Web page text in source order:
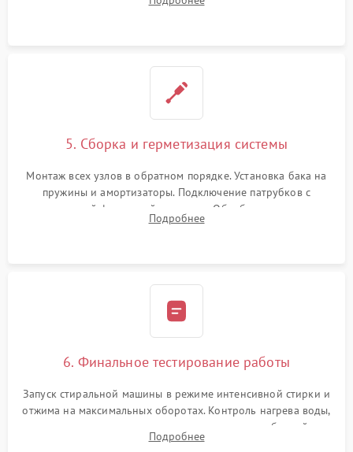
или поврежденной резиновой манжеты.
5. Сборка и герметизация системы
Монтаж всех узлов в обратном порядке. Установка бака на
пружины и амортизаторы. Подключение патрубков с
надежной фиксацией хомутами. Обработка стыков
герметиком для предотвращения возможных протечек воды.
Подробнее
6. Финальное тестирование работы
Запуск стиральной машины в режиме интенсивной стирки и
отжима на максимальных оборотах. Контроль нагрева воды,
корректности слива, отсутствия излишних вибраций,
посторонних стуков и протечек под корпусом.
Подробнее